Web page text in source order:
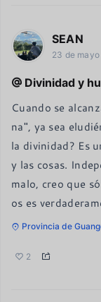
SEAN
23 de
Divinidad y
Cuando se
na", ya sea
la divinidad? Es
y las cosas.
malo, creo que
os es
Provincia de
2